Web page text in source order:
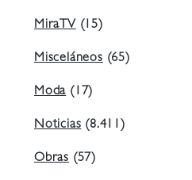
MiraTV(15)
Misceláneos(65)
Moda(17)
Noticias(8.411)
Obras (57)